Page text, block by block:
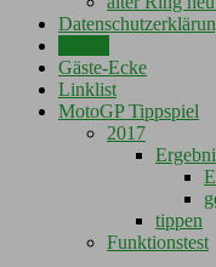
Gäste-Ecke
Linklist
MotoGP Tippspiel
2017
tippen
Funktionstest